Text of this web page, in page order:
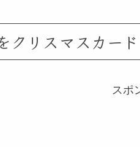
クリスマスカー
スポ